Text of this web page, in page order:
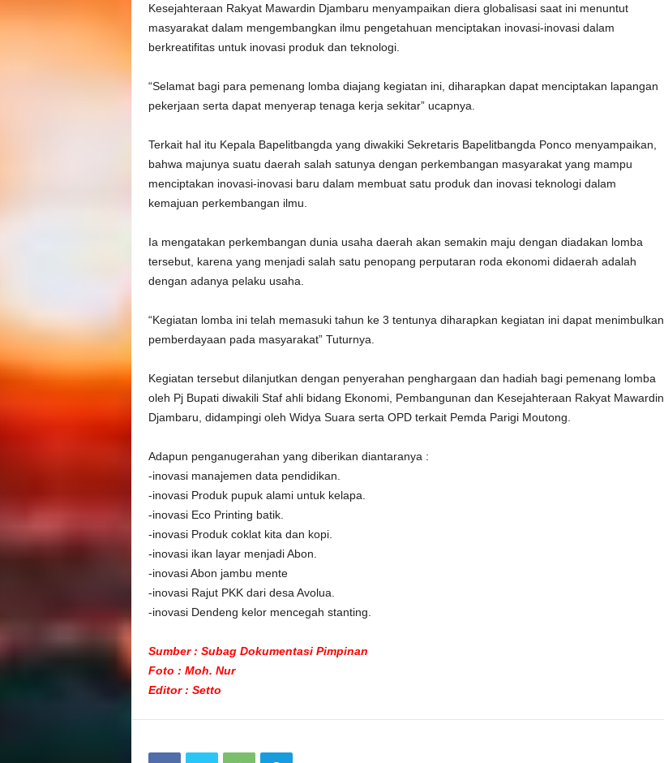
n
g
Kesejahteraan Rakyat Mawardin Djambaru menyampaikan diera globalisasi saat ini menuntut
masyarakat dalam mengembangkan ilmu pengetahuan menciptakan inovasi-inovasi dalam
berkreatifitas untuk inovasi produk dan teknologi.
“Selamat bagi para pemenang lomba diajang kegiatan ini, diharapkan dapat menciptakan lapangan
pekerjaan serta dapat menyerap tenaga kerja sekitar” ucapnya.
Terkait hal itu Kepala Bapelitbangda yang diwakiki Sekretaris Bapelitbangda Ponco menyampaikan,
bahwa majunya suatu daerah salah satunya dengan perkembangan masyarakat yang mampu
menciptakan inovasi-inovasi baru dalam membuat satu produk dan inovasi teknologi dalam
kemajuan perkembangan ilmu.
Ia mengatakan perkembangan dunia usaha daerah akan semakin maju dengan diadakan lomba
tersebut, karena yang menjadi salah satu penopang perputaran roda ekonomi didaerah adalah
dengan adanya pelaku usaha.
“Kegiatan lomba ini telah memasuki tahun ke 3 tentunya diharapkan kegiatan ini dapat menimbulkan
pemberdayaan pada masyarakat” Tuturnya.
Kegiatan tersebut dilanjutkan dengan penyerahan penghargaan dan hadiah bagi pemenang lomba
oleh Pj Bupati diwakili Staf ahli bidang Ekonomi, Pembangunan dan Kesejahteraan Rakyat Mawardin
Djambaru, didampingi oleh Widya Suara serta OPD terkait Pemda Parigi Moutong.
Adapun penganugerahan yang diberikan diantaranya :
-inovasi manajemen data pendidikan.
-inovasi Produk pupuk alami untuk kelapa.
-inovasi Eco Printing batik.
-inovasi Produk coklat kita dan kopi.
-inovasi ikan layar menjadi Abon.
-inovasi Abon jambu mente
-inovasi Rajut PKK dari desa Avolua.
-inovasi Dendeng kelor mencegah stanting.
Sumber : Subag Dokumentasi Pimpinan
Foto : Moh. Nur
Editor : Setto